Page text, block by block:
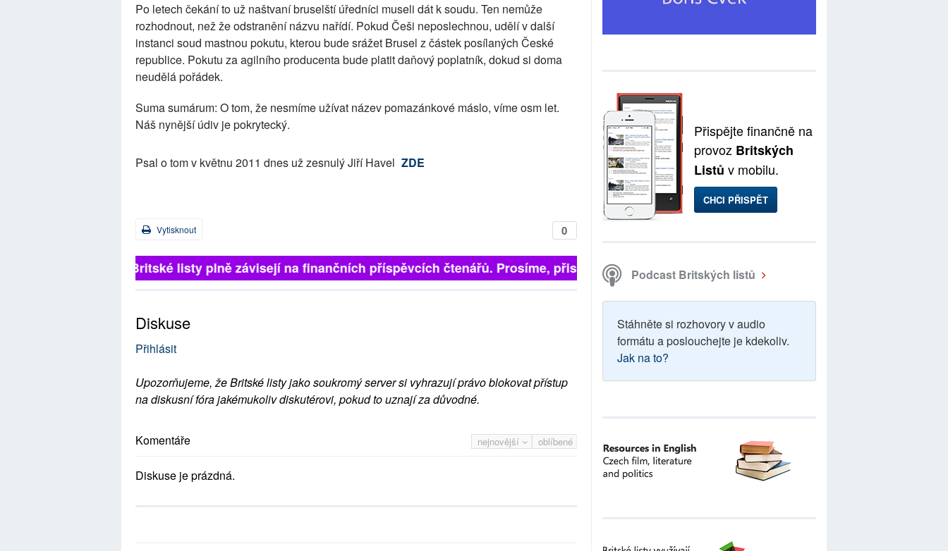
Po letech čekání to už naštvaní bruselští úředníci museli dát k soudu. Ten nemůže
rozhodnout, než že odstranění názvu nařídí. Pokud Češi neposlechnou, udělí v další
instanci soud mastnou pokutu, kterou bude srážet Brusel z částek posílaných České
republice. Pokutu za agilního producenta bude platit daňový poplatník, dokud si doma
neudělá pořádek.
Suma sumárum: O tom, že nesmíme užívat název pomazánkové máslo, víme osm let.
Náš nynější údiv je pokrytecký.
Psal o tom v květnu 2011 dnes už zesnulý Jiří Havel ZDE
0
Vytisknout
Britské listy plně závisejí na finančních příspěvcích čtenářů. Prosíme, přispějte. ➥
Diskuse
Přihlásit
Upozorňujeme, že Britské listy jako soukromý server si vyhrazují právo blokovat přístup
na diskusní fóra jakémukoliv diskutérovi, pokud to uznají za důvodné.
nejnovější oblíbené
Komentáře
Diskuse je prázdná.
Přispějte finančně na
provoz Britských
Listů v mobilu.
CHCI PŘISPĚT
Podcast Britských listů
Stáhněte si rozhovory v audio
formátu a poslouchejte je kdekoliv.
Jak na to?